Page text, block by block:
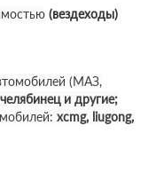
(вездеходы)
(МАЗ,
и другие;
xcmg, liugong,